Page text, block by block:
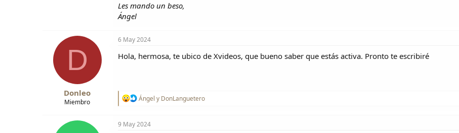
Les mando un beso,
Ángel
D
Donleo
Miembro
6 May 2024
Hola, hermosa, te ubico de Xvideos, que bueno saber que estás activa. Pronto te escribiré
R
c
Ángel y DonLanguetero
9 May 2024